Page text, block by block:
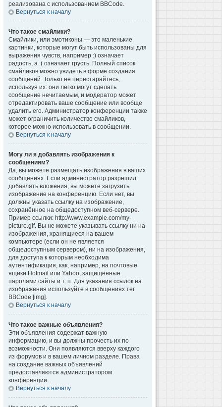
реализована с использованием BBCode.
Вернуться к началу
Что такое смайлики?
Смайлики, или эмотиконы — это маленькие
картинки, которые могут быть использованы для
выражения чувств, например :) означает
радость, а :( означает грусть. Полный список
смайликов можно увидеть в форме создания
сообщений. Только не перестарайтесь,
используя их: они легко могут сделать
сообщение нечитаемым, и модератор может
отредактировать ваше сообщение или вообще
удалить его. Администратор конференции также
может ограничить количество смайликов,
которое можно использовать в сообщении.
Вернуться к началу
Могу ли я добавлять изображения к
сообщениям?
Да, вы можете размещать изображения в ваших
сообщениях. Если администратор разрешил
добавлять вложения, вы можете загрузить
изображение на конференцию. Если нет, вы
должны указать ссылку на изображение,
сохранённое на общедоступном веб-сервере.
Пример ссылки: http://www.example.com/my-
picture.gif. Вы не можете указывать ссылку ни на
изображения, хранящиеся на вашем
компьютере (если он не является
общедоступным сервером), ни на изображения,
для доступа к которым необходима
аутентификация, как, например, на почтовые
ящики Hotmail или Yahoo, защищённые
паролями сайты и т. п. Для указания ссылок на
изображения используйте в сообщениях тег
BBCode [img].
Вернуться к началу
Что такое важные объявления?
Эти объявления содержат важную
информацию, и вы должны прочесть их по
возможности. Они появляются вверху каждого
из форумов и в вашем личном разделе. Права
на создание важных объявлений
предоставляются администратором
конференции.
Вернуться к началу